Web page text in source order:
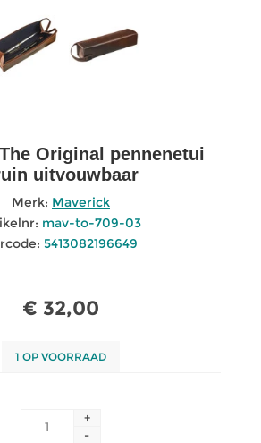
Original pennenetui
uitvouwbaar
Merk: Maverick
mav-to-709-03
5413082196649
€ 32,00
1 OP VOORRAAD
+
-